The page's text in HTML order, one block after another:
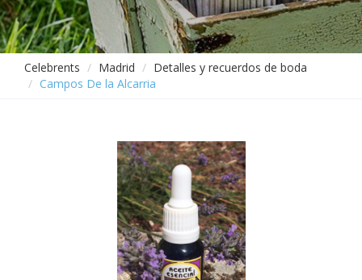
Celebrents Madrid
Detalles y recuerdos de boda
Campos De la Alcarria